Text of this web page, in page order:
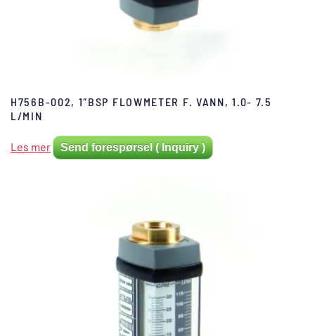
H756B-002, 1″BSP FLOWMETER F. VANN, 1.0- 7.5
L/MIN
Les mer Send forespørsel ( Inquiry )